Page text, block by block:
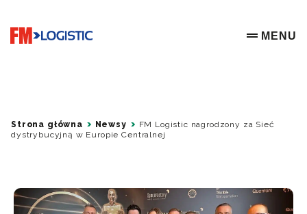
Go to home page
OPEN
MENU
Strona główna Newsy
FM Logistic nagrodzony za Sieć
dystrybucyjną w Europie Centralnej